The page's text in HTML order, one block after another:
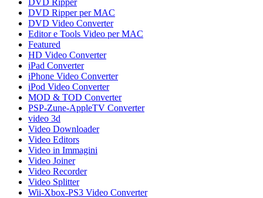
DVD Ripper per MAC
DVD Video Converter
Editor e Tools Video per MAC
Featured
HD Video Converter
iPad Converter
iPhone Video Converter
iPod Video Converter
MOD & TOD Converter
PSP-Zune-AppleTV Converter
video 3d
Video Downloader
Video Editors
Video in Immagini
Video Joiner
Video Recorder
Video Splitter
Wii-Xbox-PS3 Video Converter